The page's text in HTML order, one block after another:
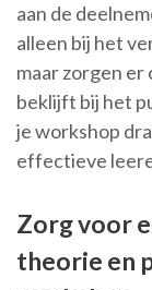
aan de
alleen bij het
maar zorgen
beklijft bij het
je workshop
effectieve
Zorg voor
theorie en